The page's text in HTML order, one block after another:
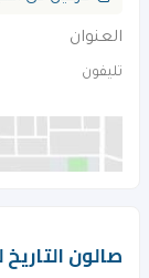
العنوان
تليفون
صالون